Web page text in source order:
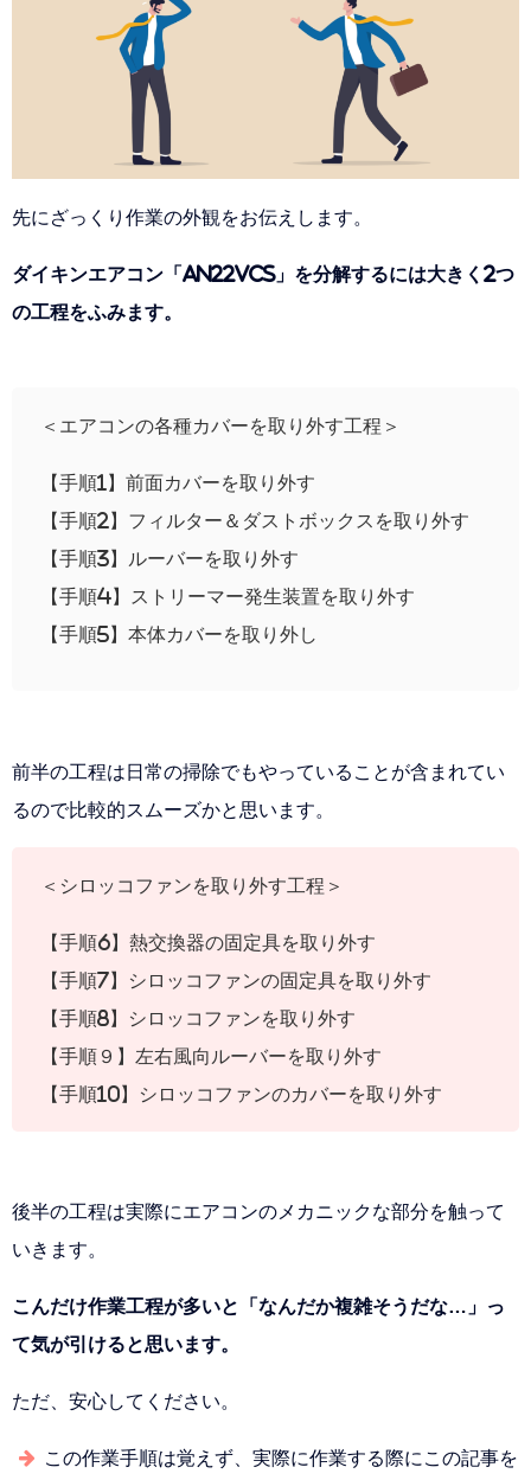
先にざっくり作業の外観をお伝えします。
ダイキンエアコン「AN22VCS」を分解するには大きく2つ
の工程をふみます。
＜エアコンの各種カバーを取り外す工程＞
【手順1】前面カバーを取り外す
【手順2】フィルター＆ダストボックスを取り外す
【手順3】ルーバーを取り外す
【手順4】ストリーマー発生装置を取り外す
【手順5】本体カバーを取り外し
前半の工程は日常の掃除でもやっていることが含まれてい
るので比較的スムーズかと思います。
＜シロッコファンを取り外す工程＞
【手順6】熱交換器の固定具を取り外す
【手順7】シロッコファンの固定具を取り外す
【手順8】シロッコファンを取り外す
【手順９】左右風向ルーバーを取り外す
【手順10】シロッコファンのカバーを取り外す
後半の工程は実際にエアコンのメカニックな部分を触って
いきます。
こんだけ作業工程が多いと「なんだか複雑そうだな…」っ
て気が引けると思います。
ただ、安心してください。
この作業手順は覚えず、実際に作業する際にこの記事を